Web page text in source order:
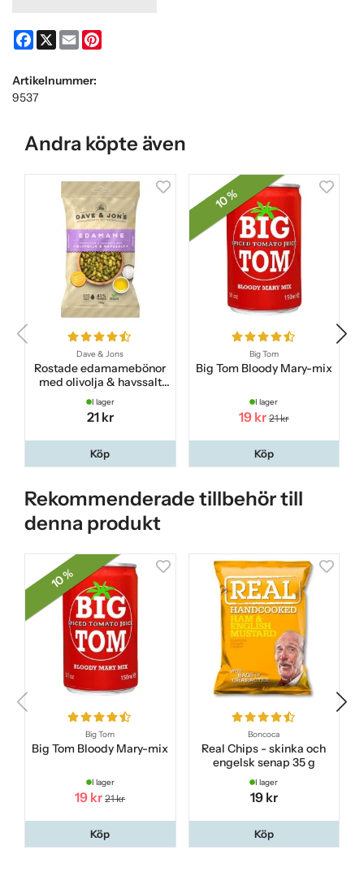
Facebook
X Email
Artikelnummer:
9537
Andra köpte även
Dave & Jons
Rostade edamamebönor
med olivolja & havssalt
100 g
I lager
21 kr
Köp
10 %
Big Tom
Big Tom Bloody Mary-mix
I lager
19 kr 21 kr
Köp
Rekommenderade tillbehör till
denna produkt
10 %
Big Tom
Big Tom Bloody Mary-mix
I lager
19 kr 21 kr
Köp
Boncoca
Real Chips - skinka och
engelsk senap 35 g
I lager
19 kr
Köp